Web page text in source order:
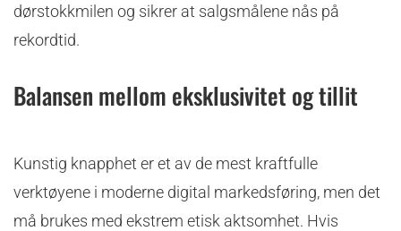
dørstokkmilen og sikrer at salgsmålene nås på
rekordtid.
Balansen mellom eksklusivitet og tillit
Kunstig knapphet er et av de mest kraftfulle
verktøyene i moderne digital markedsføring, men det
må brukes med ekstrem etisk aktsomhet. Hvis